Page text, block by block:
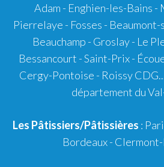
Adam - Enghien-les-Bains -
Pierrelaye - Fosses -
Beauchamp - Groslay - Le
Bessancourt - Saint-Prix -
Cergy-Pontoise - Roissy
département du
Les Pâtissiers/Pâtissières :
Bordeaux-